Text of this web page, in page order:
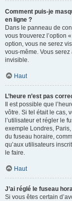
Comment puis-je
en ligne ?
Dans le panneau de
vous trouverez l’option
option, vous ne serez
vous-même. Vous
invisible.
Haut
L’heure n’est pas
Il est possible que
vôtre. Si tel était le cas,
l’utilisateur et régler le
exemple Londres,
du fuseau horaire,
qu’aux utilisateurs
le faire.
Haut
J’ai réglé le fuseau
Si vous êtes certain